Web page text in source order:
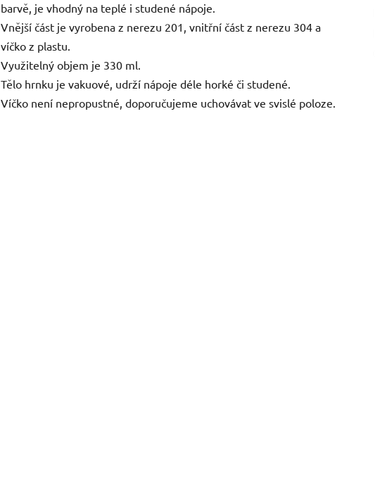
barvě, je vhodný na teplé i studené nápoje.
Vnější část je vyrobena z nerezu 201, vnitřní část z nerezu 304 a
víčko z plastu.
Využitelný objem je 330 ml.
Tělo hrnku je vakuové, udrží nápoje déle horké či studené.
Víčko není nepropustné, doporučujeme uchovávat ve svislé poloze.